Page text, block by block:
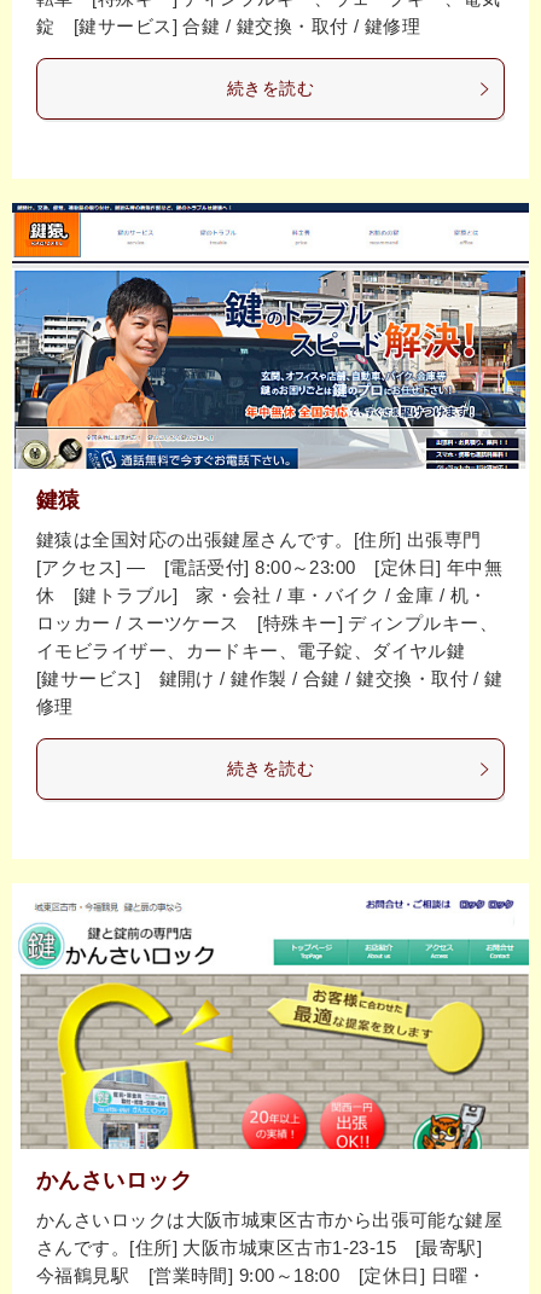
錠 [鍵サービス] 合鍵 / 鍵交換・取付 / 鍵修理
続きを読む
鍵猿
鍵猿は全国対応の出張鍵屋さんです。[住所] 出張専門
[アクセス] ― [電話受付] 8:00～23:00 [定休日] 年中無
休 [鍵トラブル] 家・会社 / 車・バイク / 金庫 / 机・
ロッカー / スーツケース [特殊キー] ディンプルキー、
イモビライザー、カードキー、電子錠、ダイヤル鍵
[鍵サービス] 鍵開け / 鍵作製 / 合鍵 / 鍵交換・取付 / 鍵
修理
続きを読む
かんさいロック
かんさいロックは大阪市城東区古市から出張可能な鍵屋
さんです。[住所] 大阪市城東区古市1-23-15 [最寄駅]
今福鶴見駅 [営業時間] 9:00～18:00 [定休日] 日曜・